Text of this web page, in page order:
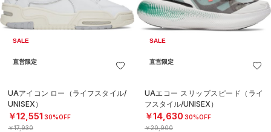
SALE
直営限定
UAアイコン ロー（ライフスタイル/
UNISEX）
￥12,551 30%OFF
￥17,930
SALE
直営限定
UAエコー スリップスピード（ライ
フスタイル/UNISEX）
￥14,630 30%OFF
￥20,900